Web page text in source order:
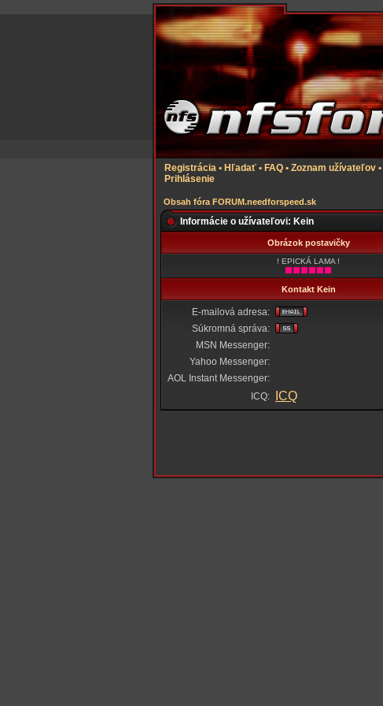
Registrácia • Hľadať • FAQ • Zoznam užívateľov •
Prihlásenie
Obsah fóra FORUM.needforspeed.sk
Informácie o užívateľovi: Kein
Obrázok postavičky
! EPICKÁ LAMA !
Kontakt Kein
E-mailová adresa:
Súkromná správa:
MSN Messenger:
Yahoo Messenger:
AOL Instant Messenger:
ICQ:
ICQ